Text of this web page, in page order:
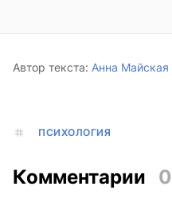
Автор текста: Анна Майская
ПСИХОЛОГИЯ
Комментарии 0